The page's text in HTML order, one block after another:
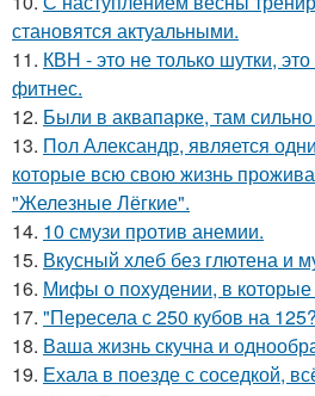
становятся актуальными.
11. КВН - это не только шутки,
фитнес.
12. Были в аквапарке, там
13. Пол Александр, является
которые всю свою жизнь
"Железные Лёгкие".
14. 10 смузи против анемии.
15. Вкусный хлеб без глютена и
16. Мифы о похудении, в
17. "Пересела с 250 кубов на 125?
18. Ваша жизнь скучна и
19. Ехала в поезде с соседкой,